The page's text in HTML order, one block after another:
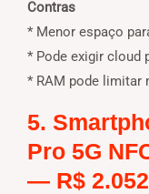
Contras
* Menor espaço
* Pode exigir cloud
* RAM pode limitar
5.
Pro 5G
— R$